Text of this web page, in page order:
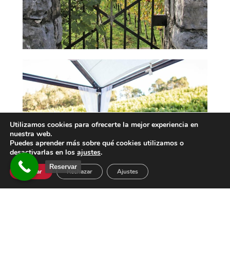
Utilizamos cookies para ofrecerte la mejor experiencia en
nuestra web.
Puedes aprender más sobre qué cookies utilizamos o
desactivarlas en los ajustes.
Aceptar Rechazar Ajustes
Reservar